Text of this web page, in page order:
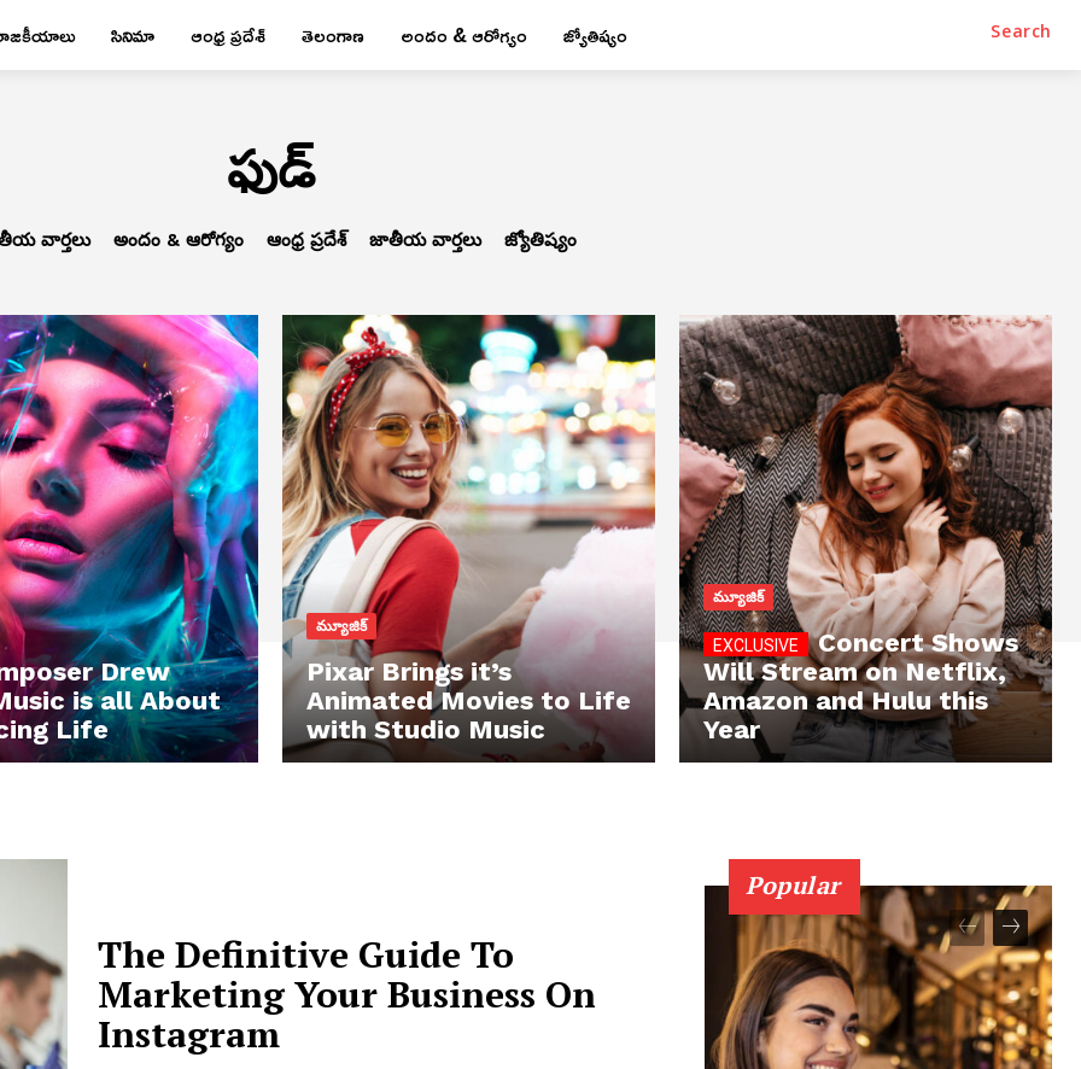
సినిమా ఆంధ్ర ప్రదేశ్ తెలంగాణ అందం & ఆరోగ్యం జ్యోతిష్యం Search
ఫుడ్
వార్తలు అందం & ఆరోగ్యం ఆంధ్ర ప్రదేశ్ జాతీయ వార్తలు జ్యోతిష్యం
Drew
is all About
Life
మ్యూజిక్
Pixar Brings it’s
Animated Movies to Life
with Studio Music
మ్యూజిక్
Concert Shows
Will Stream on Netflix,
Amazon and Hulu this
Year
The Definitive Guide To
Marketing Your Business On
Instagram
Popular